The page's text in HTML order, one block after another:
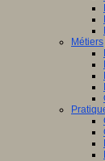
Métiers